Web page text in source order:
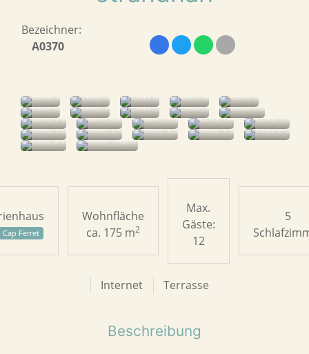
Bezeichner:
A0370
Cap Ferret
Wohnfläche
ca. 175 m2
Max.
Gäste:
12
5
Internet Terrasse
Beschreibung